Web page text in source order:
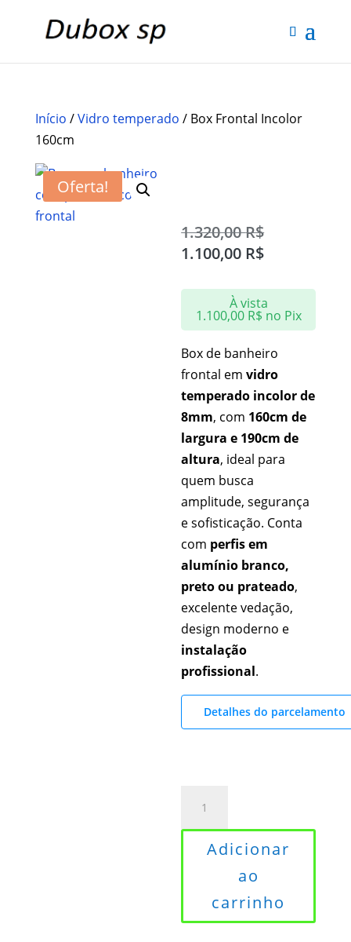
Início /Vidro temperado / Box Frontal Incolor
160cm
Oferta!
1.320,00R$
1.100,00 R$
À vista
1.100,00 R$ no Pix
Box de banheiro
frontal emvidro
temperado incolor de
8mm, com 160cm de
largura e 190cm de
altura, ideal para
quem busca
amplitude, segurança
e sofisticação. Conta
com perfis em
alumínio branco,
preto ou prateado,
excelente vedação,
design moderno e
instalação
profissional.
Detalhes do parcelamento
Frontal
160cm
quantidade
Adicionar
ao
carrinho